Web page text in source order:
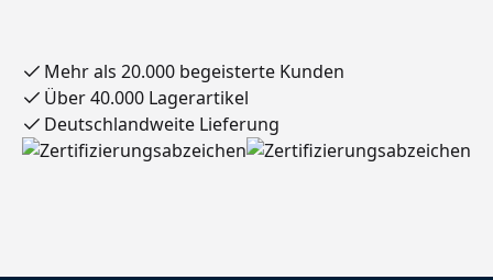
Mehr als 20.000 begeisterte Kunden
Über 40.000 Lagerartikel
Deutschlandweite Lieferung